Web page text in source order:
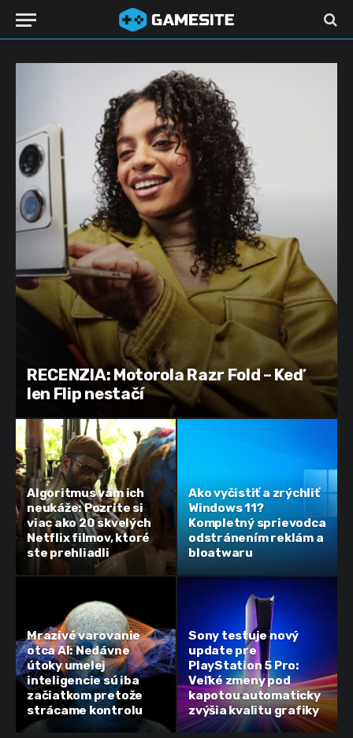
RECENZIA: Motorola Razr Fold – Keď
len Flip nestačí
Algoritmus vám ich
neukáže: Pozrite si
viac ako 20 skvelých
Netflix filmov, ktoré
ste prehliadli
Ako vyčistiť a zrýchliť
Windows 11?
Kompletný sprievodca
odstránením reklám a
bloatwaru
Mrazivé varovanie
otca AI: Nedávne
útoky umelej
inteligencie sú iba
začiatkom pretože
strácame kontrolu
Sony testuje nový
update pre
PlayStation 5 Pro:
Veľké zmeny pod
kapotou automaticky
zvýšia kvalitu grafiky